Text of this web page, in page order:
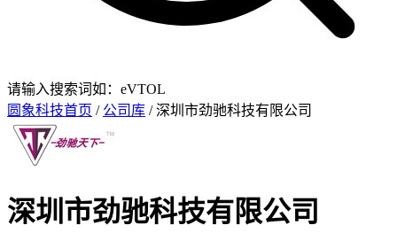
请输入搜索词如：eVTOL
圆象科技首页 / 公司库 / 深圳市劲驰科技有限公司
深圳市劲驰科技有限公司